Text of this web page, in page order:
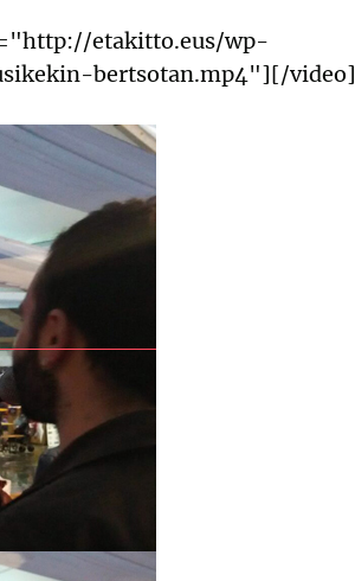
etakitto.eus/wp-
bertsotan.mp4"][/video]